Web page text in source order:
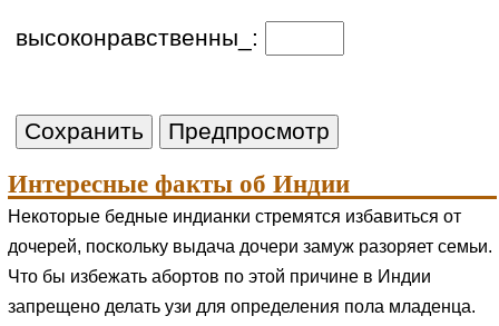
высоконравственны_:
Интересные факты об Индии
Некоторые бедные индианки стремятся избавиться от
дочерей, поскольку выдача дочери замуж разоряет семьи.
Что бы избежать абортов по этой причине в Индии
запрещено делать узи для определения пола младенца.